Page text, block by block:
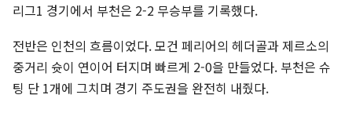
리그1 경기에서 부천은 2-2 무승부를 기록했다.
전반은 인천의 흐름이었다. 모건 페리어의 헤더골과 제르소의
중거리 슛이 연이어 터지며 빠르게 2-0을 만들었다. 부천은 슈
팅 단 1개에 그치며 경기 주도권을 완전히 내줬다.